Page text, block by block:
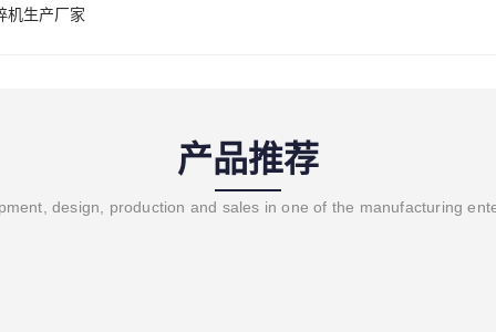
机生产厂家
产品推荐
design, production and sales in one of the manufacturing